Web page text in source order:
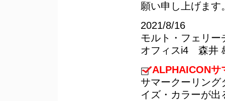
願い申し上げます
2021/8/16
モルト・フェリー
オフィスi4 森井
ALPHAICONサ
サマークーリング
イズ・カラーが